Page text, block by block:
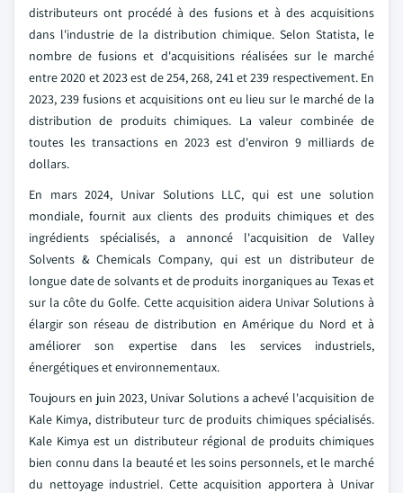
distributeurs ont procédé à des fusions et à des acquisitions
dans l'industrie de la distribution chimique. Selon Statista, le
nombre de fusions et d'acquisitions réalisées sur le marché
entre 2020 et 2023 est de 254, 268, 241 et 239 respectivement. En
2023, 239 fusions et acquisitions ont eu lieu sur le marché de la
distribution de produits chimiques. La valeur combinée de
toutes les transactions en 2023 est d'environ 9 milliards de
dollars.
En mars 2024, Univar Solutions LLC, qui est une solution
mondiale, fournit aux clients des produits chimiques et des
ingrédients spécialisés, a annoncé l'acquisition de Valley
Solvents & Chemicals Company, qui est un distributeur de
longue date de solvants et de produits inorganiques au Texas et
sur la côte du Golfe. Cette acquisition aidera Univar Solutions à
élargir son réseau de distribution en Amérique du Nord et à
améliorer son expertise dans les services industriels,
énergétiques et environnementaux.
Toujours en juin 2023, Univar Solutions a achevé l'acquisition de
Kale Kimya, distributeur turc de produits chimiques spécialisés.
Kale Kimya est un distributeur régional de produits chimiques
bien connu dans la beauté et les soins personnels, et le marché
du nettoyage industriel. Cette acquisition apportera à Univar